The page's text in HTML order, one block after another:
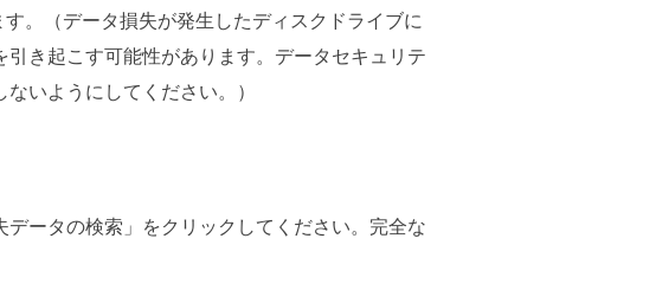
。（データ損失が発生したディスクドライブに
き起こす可能性があります。データセキュリテ
いようにしてください。）
ータの検索」をクリックしてください。完全な